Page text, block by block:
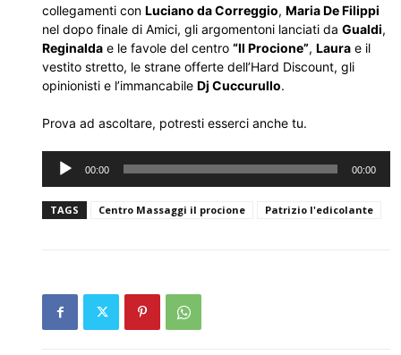
collegamenti con Luciano da Correggio, Maria De Filippi
nel dopo finale di Amici, gli argomentoni lanciati da Gualdi,
Reginalda e le favole del centro “Il Procione”, Laura e il
vestito stretto, le strane offerte dell’Hard Discount, gli
opinionisti e l’immancabile Dj Cuccurullo.
Prova ad ascoltare, potresti esserci anche tu.
Audio
Player
00:00 00:00
TAGS Centro Massaggi il procione Patrizio l'edicolante